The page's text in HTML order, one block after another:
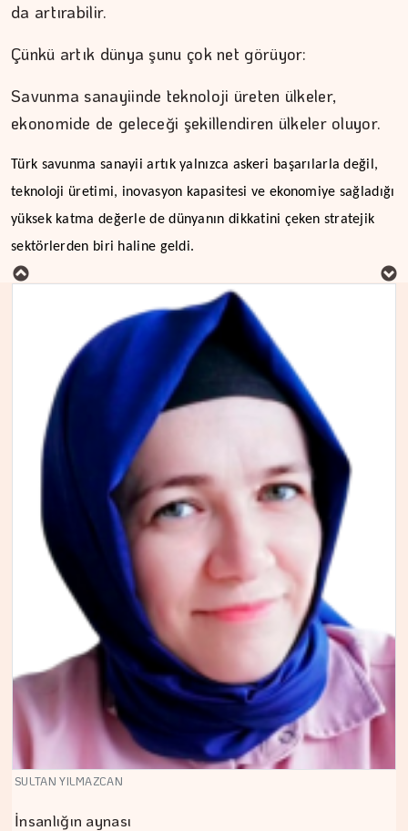
da artırabilir.
Çünkü artık dünya şunu çok net görüyor:
Savunma sanayiinde teknoloji üreten ülkeler,
ekonomide de geleceği şekillendiren ülkeler oluyor.
Türk savunma sanayii artık yalnızca askeri başarılarla değil,
teknoloji üretimi, inovasyon kapasitesi ve ekonomiye sağladığı
yüksek katma değerle de dünyanın dikkatini çeken stratejik
sektörlerden biri haline geldi.
Aç kalan sadece mideniz…
SULTAN YILMAZCAN
İnsanlığın aynası